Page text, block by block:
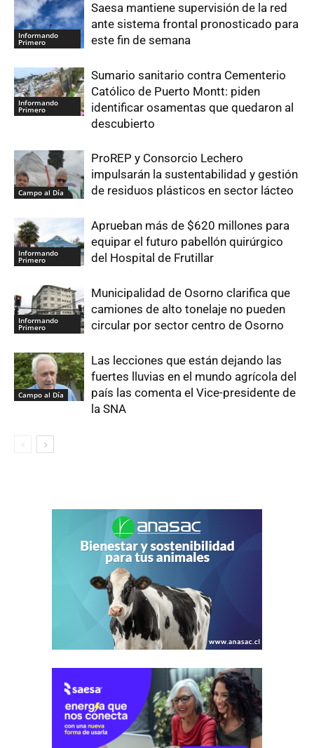
Informando
Primero
Saesa mantiene supervisión de la red
ante sistema frontal pronosticado para
este fin de semana
Informando
Primero
Sumario sanitario contra Cementerio
Católico de Puerto Montt: piden
identificar osamentas que quedaron al
descubierto
Campo al Día
ProREP y Consorcio Lechero
impulsarán la sustentabilidad y gestión
de residuos plásticos en sector lácteo
Informando
Primero
Aprueban más de $620 millones para
equipar el futuro pabellón quirúrgico
del Hospital de Frutillar
Informando
Primero
Municipalidad de Osorno clarifica que
camiones de alto tonelaje no pueden
circular por sector centro de Osorno
Campo al Día
Las lecciones que están dejando las
fuertes lluvias en el mundo agrícola del
país las comenta el Vice-presidente de
la SNA